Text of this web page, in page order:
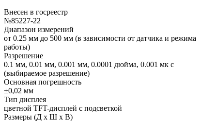
Внесен в госреестр
№85227-22
Диапазон измерений
от 0.25 мм до 500 мм (в зависимости от датчика и режима
работы)
Разрешение
0.1 мм, 0.01 мм, 0.001 мм, 0.0001 дюйма, 0.001 мк с
(выбираемое разрешение)
Основная погрешность
±0,02 мм
Тип дисплея
цветной TFT-дисплей с подсветкой
Размеры (Д х Ш х В)